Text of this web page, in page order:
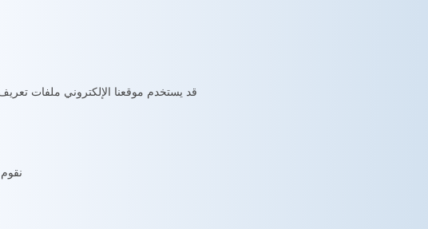
قد يستخدم موقعنا الإلكتروني ملفات